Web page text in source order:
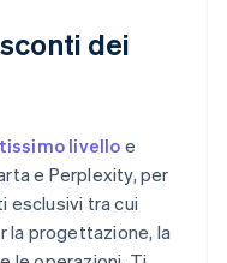
dei
livello e
e Perplexity, per
esclusivi tra cui
la progettazione, la